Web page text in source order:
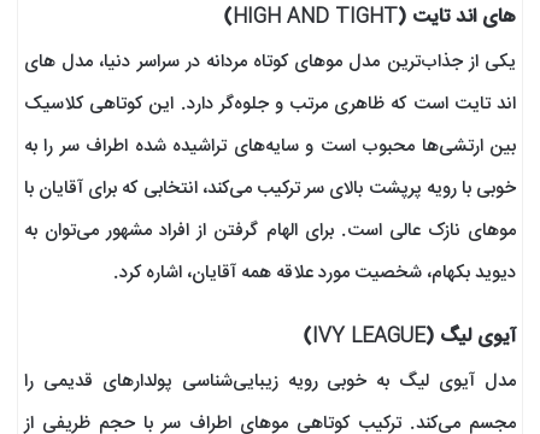
های اند تایت (HIGH AND TIGHT)
یکی از جذاب‌ترین مدل موهای کوتاه مردانه در سراسر دنیا، مدل های
اند تایت است که ظاهری مرتب و جلوه‌گر دارد. این کوتاهی کلاسیک
بین ارتشی‌ها محبوب است و سایه‌های تراشیده شده اطراف سر را به
خوبی با رویه پرپشت بالای سر ترکیب می‌کند، انتخابی که برای آقایان با
موهای نازک عالی است. برای الهام گرفتن از افراد مشهور می‌توان به
دیوید بکهام، شخصیت مورد علاقه همه آقایان، اشاره کرد.
آیوی لیگ (IVY LEAGUE)
مدل آیوی لیگ به خوبی رویه زیبایی‌شناسی پولدارهای قدیمی را
مجسم می‌کند. ترکیب کوتاهی موهای اطراف سر با حجم ظریفی از